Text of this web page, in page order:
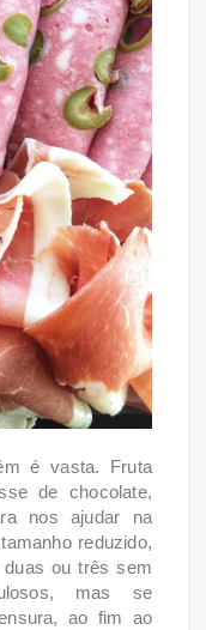
é vasta. Fruta
de chocolate,
nos ajudar na
reduzido,
duas ou três sem
mas se
ao fim ao